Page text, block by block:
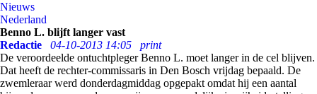
Nieuws
Nederland
Benno L. blijft langer vast
Redactie
04-10-2013 14:05
print
De veroordeelde ontuchtpleger Benno L. moet langer in de cel blijven.
Dat heeft de rechter-commissaris in Den Bosch vrijdag bepaald. De
zwemleraar werd donderdagmiddag opgepakt omdat hij een aantal